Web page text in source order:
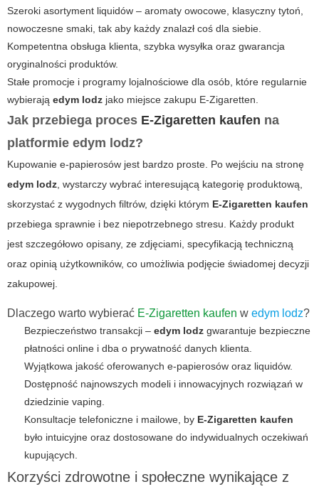
Szeroki asortyment liquidów – aromaty owocowe, klasyczny tytoń,
nowoczesne smaki, tak aby każdy znalazł coś dla siebie.
Kompetentna obsługa klienta, szybka wysyłka oraz gwarancja
oryginalności produktów.
Stałe promocje i programy lojalnościowe dla osób, które regularnie
wybierają edym lodz jako miejsce zakupu E-Zigaretten.
Jak przebiega proces E-Zigaretten kaufen na
platformie edym lodz?
Kupowanie e-papierosów jest bardzo proste. Po wejściu na stronę
edym lodz, wystarczy wybrać interesującą kategorię produktową,
skorzystać z wygodnych filtrów, dzięki którym E-Zigaretten kaufen
przebiega sprawnie i bez niepotrzebnego stresu. Każdy produkt
jest szczegółowo opisany, ze zdjęciami, specyfikacją techniczną
oraz opinią użytkowników, co umożliwia podjęcie świadomej decyzji
zakupowej.
Dlaczego warto wybierać E-Zigaretten kaufen w edym lodz?
Bezpieczeństwo transakcji – edym lodz gwarantuje bezpieczne
płatności online i dba o prywatność danych klienta.
Wyjątkowa jakość oferowanych e-papierosów oraz liquidów.
Dostępność najnowszych modeli i innowacyjnych rozwiązań w
dziedzinie vaping.
Konsultacje telefoniczne i mailowe, by E-Zigaretten kaufen
było intuicyjne oraz dostosowane do indywidualnych oczekiwań
kupujących.
Korzyści zdrowotne i społeczne wynikające z